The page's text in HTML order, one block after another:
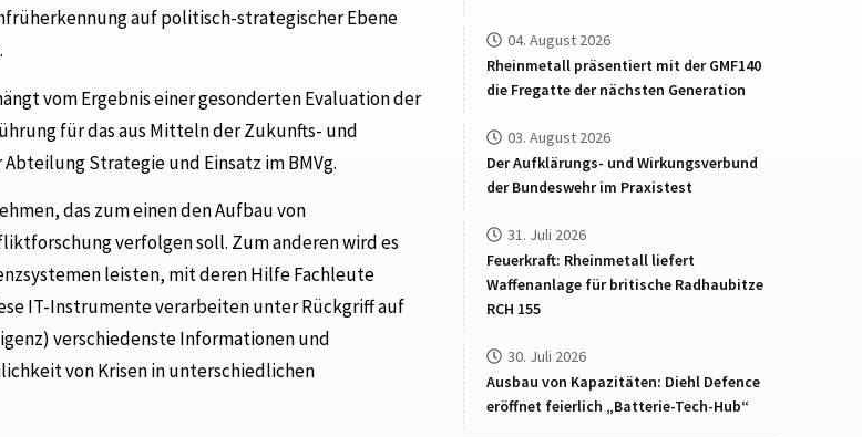
auf politisch-strategischer Ebene
vom Ergebnis einer gesonderten Evaluation der
für das aus Mitteln der Zukunfts- und
Strategie und Einsatz im BMVg.
das zum einen den Aufbau von
verfolgen soll. Zum anderen wird es
leisten, mit deren Hilfe Fachleute
IT-Instrumente verarbeiten unter Rückgriff auf
verschiedenste Informationen und
von Krisen in unterschiedlichen
04. August 2026
Rheinmetall präsentiert mit der GMF140
die Fregatte der nächsten Generation
03. August 2026
Der Aufklärungs- und Wirkungsverbund
der Bundeswehr im Praxistest
31. Juli 2026
Feuerkraft: Rheinmetall liefert
Waffenanlage für britische Radhaubitze
RCH 155
30. Juli 2026
Ausbau von Kapazitäten: Diehl Defence
eröffnet feierlich „Batterie-Tech-Hub“